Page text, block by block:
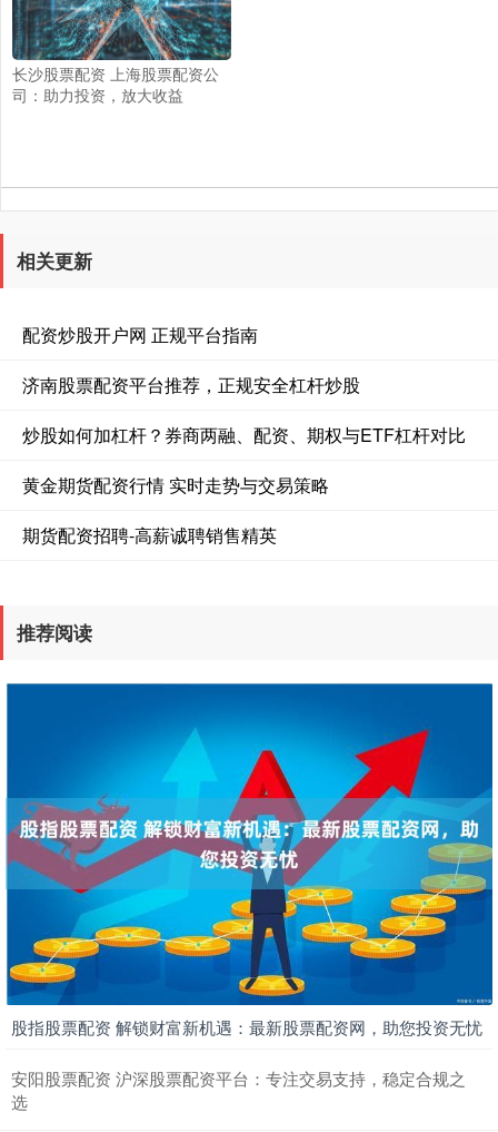
长沙股票配资 上海股票配资公
司：助力投资，放大收益
相关更新
配资炒股开户网 正规平台指南
济南股票配资平台推荐，正规安全杠杆炒股
炒股如何加杠杆？券商两融、配资、期权与ETF杠杆对比
黄金期货配资行情 实时走势与交易策略
期货配资招聘-高薪诚聘销售精英
推荐阅读
股指股票配资 解锁财富新机遇：最新股票配资网，助您投资无忧
安阳股票配资 沪深股票配资平台：专注交易支持，稳定合规之
选